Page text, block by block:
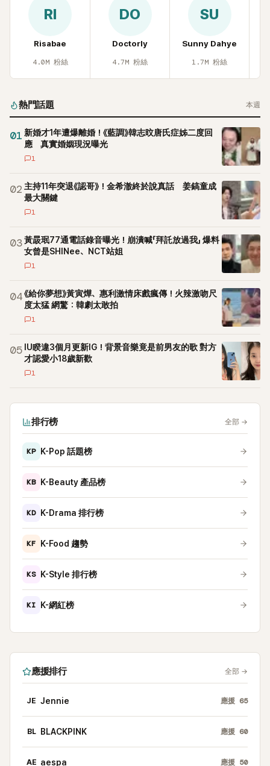
RI
Risabae
4.0M 粉絲
DO
Doctorly
4.7M 粉絲
SU
Sunny Dahye
1.7M 粉絲
熱門話題 本週
01 新婚才1年遭爆離婚！《藍調》韓志旼唐氏症姊二度回
應 真實婚姻現況曝光
1
02 主持11年突退《認哥》！金希澈終於說真話 姜鎬童成
最大關鍵
1
03黃晸珉77通電話錄音曝光！崩潰喊「拜託放過我」 爆料
女曾是SHINee、NCT站姐
1
04《給你夢想》黃寅燁、惠利激情床戲瘋傳！火辣激吻尺
度太猛 網驚：韓劇太敢拍
1
05 IU睽違3個月更新IG！背景音樂竟是前男友的歌 對方
才認愛小18歲新歡
1
排行榜 全部 →
KP K-Pop 話題榜
KB K-Beauty 產品榜
KD K-Drama 排行榜
KF K-Food 趨勢
KS K-Style 排行榜
KI K-網紅榜
應援排行 全部 →
JE Jennie 應援 65
BL BLACKPINK 應援 60
AE aespa 應援 50